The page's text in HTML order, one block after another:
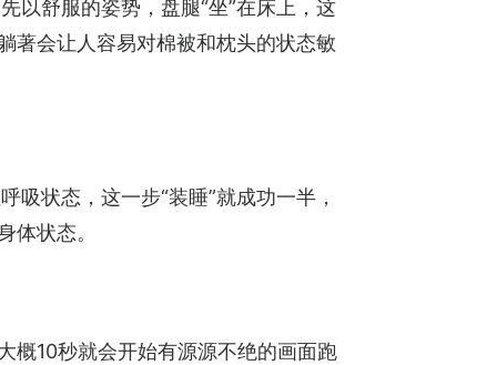
以舒服的姿势，盘腿“坐”在床上，这
著会让人容易对棉被和枕头的状态敏
状态，这一步“装睡”就成功一半，
体状态。
概10秒就会开始有源源不绝的画面跑